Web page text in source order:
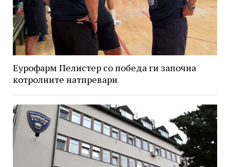
Еурофарм Пелистер со победа ги започна
котролните натпревари